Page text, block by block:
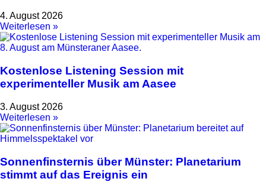
4. August 2026
Weiterlesen »
Kostenlose Listening Session mit
experimenteller Musik am Aasee
3. August 2026
Weiterlesen »
Sonnenfinsternis über Münster: Planetarium
stimmt auf das Ereignis ein